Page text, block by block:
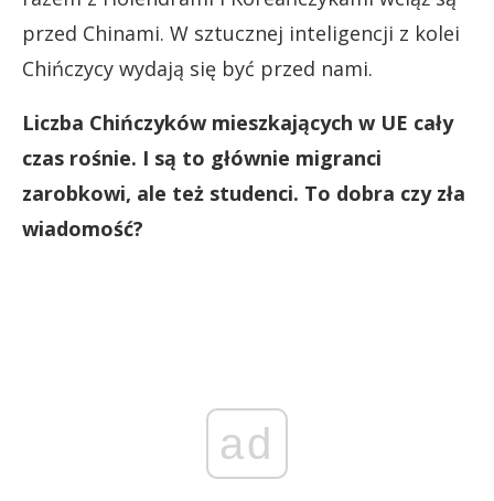
przed Chinami. W sztucznej inteligencji z kolei
Chińczycy wydają się być przed nami.
Liczba Chińczyków mieszkających w UE cały
czas rośnie. I są to głównie migranci
zarobkowi, ale też studenci. To dobra czy zła
wiadomość?
ad